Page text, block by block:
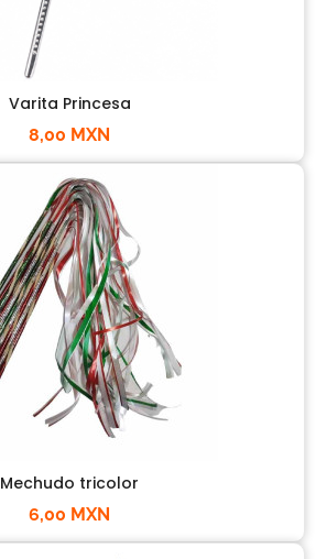
Varita Princesa
8,00 MXN
Mechudo tricolor
6,00 MXN